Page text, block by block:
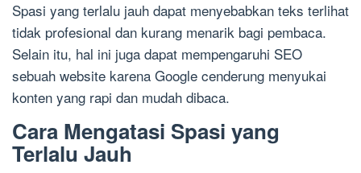
Spasi yang terlalu jauh dapat menyebabkan teks terlihat
tidak profesional dan kurang menarik bagi pembaca.
Selain itu, hal ini juga dapat mempengaruhi SEO
sebuah website karena Google cenderung menyukai
konten yang rapi dan mudah dibaca.
Cara Mengatasi Spasi yang
Terlalu Jauh